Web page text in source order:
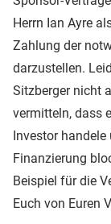
Herrn Ian Ayre
Zahlung der
darzustellen.
Sitzberger nicht
vermitteln, dass
Investor handele
Finanzierung
Beispiel für die
Euch von Euren